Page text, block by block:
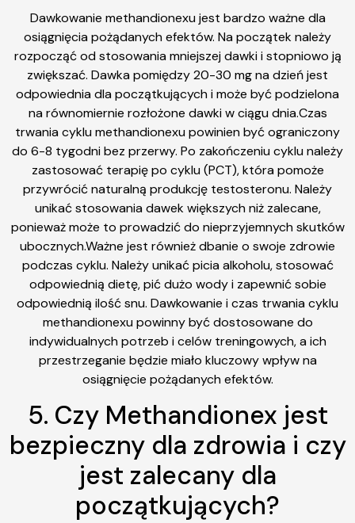
Dawkowanie methandionexu jest bardzo ważne dla
osiągnięcia pożądanych efektów. Na początek należy
rozpocząć od stosowania mniejszej dawki i stopniowo ją
zwiększać. Dawka pomiędzy 20-30 mg na dzień jest
odpowiednia dla początkujących i może być podzielona
na równomiernie rozłożone dawki w ciągu dnia.Czas
trwania cyklu methandionexu powinien być ograniczony
do 6-8 tygodni bez przerwy. Po zakończeniu cyklu należy
zastosować terapię po cyklu (PCT), która pomoże
przywrócić naturalną produkcję testosteronu. Należy
unikać stosowania dawek większych niż zalecane,
ponieważ może to prowadzić do nieprzyjemnych skutków
ubocznych.Ważne jest również dbanie o swoje zdrowie
podczas cyklu. Należy unikać picia alkoholu, stosować
odpowiednią dietę, pić dużo wody i zapewnić sobie
odpowiednią ilość snu. Dawkowanie i czas trwania cyklu
methandionexu powinny być dostosowane do
indywidualnych potrzeb i celów treningowych, a ich
przestrzeganie będzie miało kluczowy wpływ na
osiągnięcie pożądanych efektów.
5. Czy Methandionex jest
bezpieczny dla zdrowia i czy
jest zalecany dla
początkujących?